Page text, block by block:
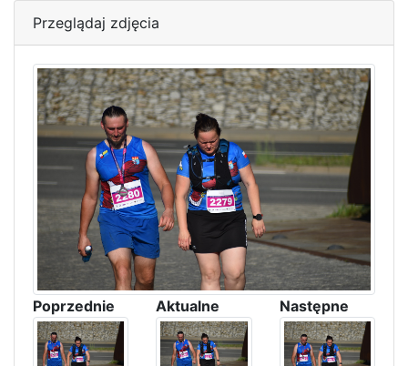
Przeglądaj zdjęcia
Poprzednie Aktualne Następne